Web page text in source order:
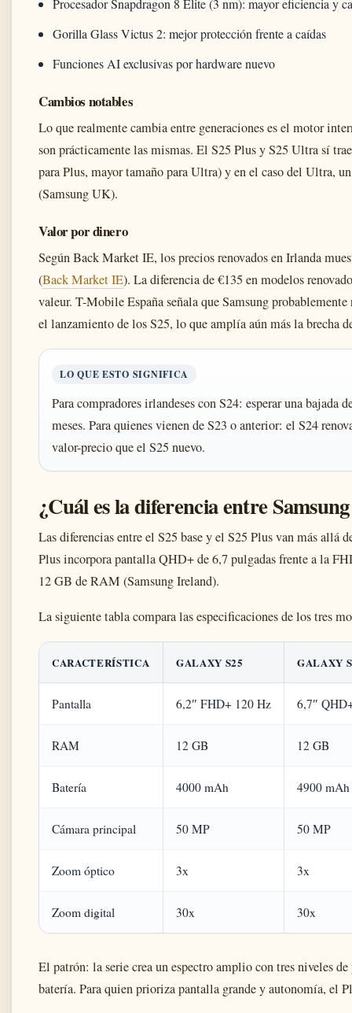
Procesador Snapdragon 8 Elite (3 nm): mayor eficiencia y
Gorilla Glass Victus 2: mejor protección frente a caídas
Funciones AI exclusivas por hardware nuevo
Cambios notables
Lo que realmente cambia entre generaciones es el motor
son prácticamente las mismas. El S25 Plus y S25 Ultra sí
para Plus, mayor tamaño para Ultra) y en el caso del Ultra,
(Samsung UK).
Valor por dinero
Según Back Market IE, los precios renovados en Irlanda
(Back Market IE). La diferencia de €135 en modelos
valeur. T-Mobile España señala que Samsung
el lanzamiento de los S25, lo que amplía aún más la brecha
LO QUE ESTO SIGNIFICA
Para compradores irlandeses con S24: esperar una bajada
meses. Para quienes vienen de S23 o anterior: el S24
valor-precio que el S25 nuevo.
¿Cuál es la diferencia entre
Las diferencias entre el S25 base y el S25 Plus van más allá
Plus incorpora pantalla QHD+ de 6,7 pulgadas frente a la
12 GB de RAM (Samsung Ireland).
La siguiente tabla compara las especificaciones de los tres
CARACTERÍSTICA GALAXY S25 GALAXY
Pantalla 6,2″ FHD+ 120 Hz 6,7″
RAM 12 GB 12 GB
Batería 4000 mAh 4900 mAh
Cámara principal 50 MP 50 MP
Zoom óptico 3x 3x
Zoom digital 30x 30x
El patrón: la serie crea un espectro amplio con tres niveles
batería. Para quien prioriza pantalla grande y autonomía, el